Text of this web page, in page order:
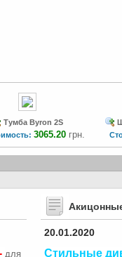
Тумба Byron 2S
3065.20 грн.
для
20.01.2020
Стильные